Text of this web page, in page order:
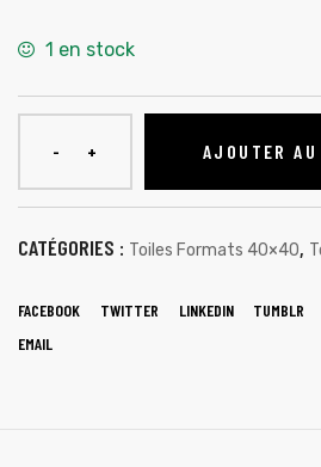
1 en stock
AJOUTER AU
CATÉGORIES : Toiles Formats 40×40,
FACEBOOK TWITTER LINKEDIN TUMBLR
EMAIL